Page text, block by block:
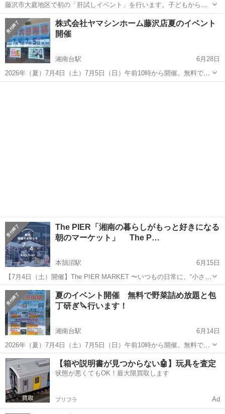
藤沢市大庭地区で初の「肝試しイベント」を行います。子どもから大
人の方まで夏の夕暮れ ワクワク・ドキドキ💓 しませんか？ 露店．模
擬店の出店者募集中(数に限りあり) 出店内容は出来るだけ被らない様
に考慮します！ 出店協...
神奈川 藤沢市 辻堂駅 肝試し
株式会社ヤマシンホーム藤沢店夏のイベント
開催
湘南台駅
6月28日
2026年（夏）7月4日（土）7月5日（日）午前10時から開催。無料で野
菜詰め放題と包丁研ぎを行います。皆様お誘い合わせの上ご来場お待
The PIER「湘南の暮らしがもっと好きになる
朝のマーケット」 The P…
本鵠沼駅
6月15日
【7月4日（土）開催】The PIER MARKET 〜いつもの日常に、“小さな
特別”を見つけるマーケット〜 ...
神奈川 藤沢市 本鵠沼駅 地域/お祭り 湘南
夏のイベント開催 無料で野菜詰め放題と包
丁研ぎ🔪行います！
湘南台駅
6月14日
2026年（夏）7月4日（土）7月5日（日）午前10時から開催。無料で野
菜詰め放題と包丁研ぎを行います。皆様お誘い合わせの上ご来場お待
ちしています！ 駐車場5台完備！
神奈川 藤沢市 湘南台駅 地域/お祭り 駐車場
【箱や説明書が見つからない🤖】玩具を査定
状態が悪くてもOK！最大限買取します
プリフラ Ad